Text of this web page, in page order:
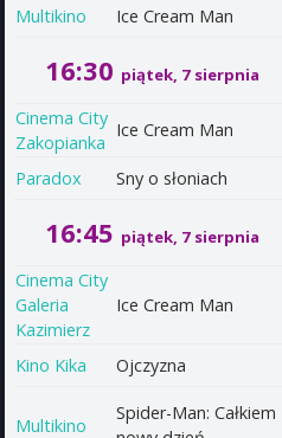
Multikino Ice Cream Man
16:30 piątek, 7 sierpnia
Cinema City
Zakopianka
Ice Cream Man
Paradox Sny o słoniach
16:45 piątek, 7 sierpnia
Cinema City
Galeria
Kazimierz
Ice Cream Man
Kino Kika Ojczyzna
Multikino
Spider-Man: Całkiem